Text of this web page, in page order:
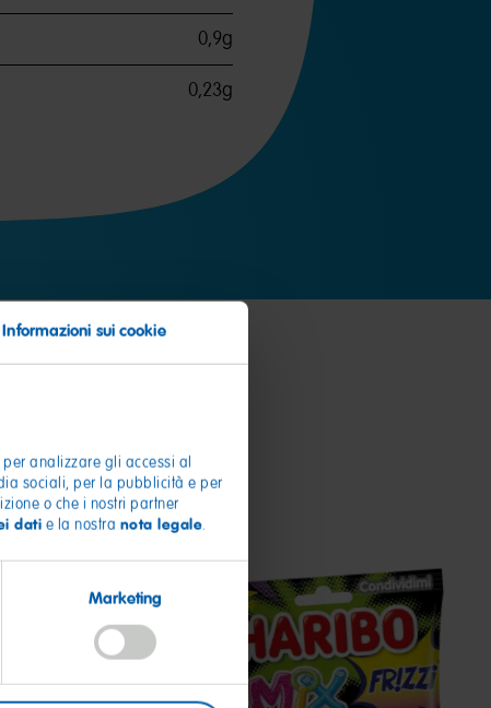
Informazioni sui cookie
analizzare gli accessi al
sociali, per la pubblicità e per
o che i nostri partner
dati e la nostra nota legale.
Marketing
0,9g
0,23g